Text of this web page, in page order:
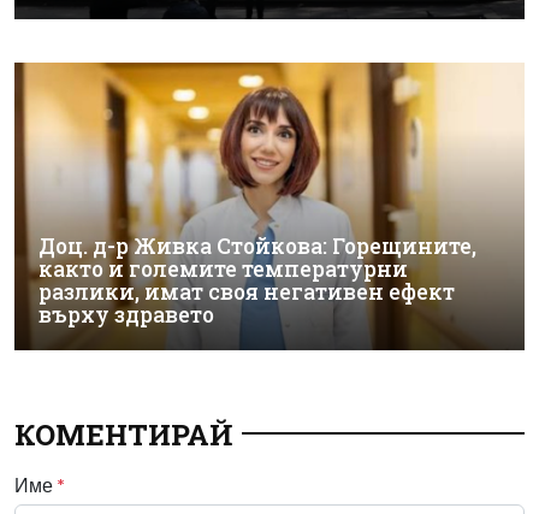
Доц. д-р Живка Стойкова: Горещините,
както и големите температурни
разлики, имат своя негативен ефект
върху здравето
КОМЕНТИРАЙ
Име *